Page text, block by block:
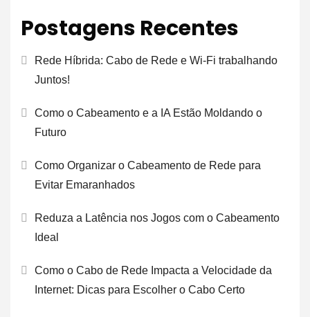
Postagens Recentes
Rede Híbrida: Cabo de Rede e Wi-Fi trabalhando
Juntos!
Como o Cabeamento e a IA Estão Moldando o
Futuro
Como Organizar o Cabeamento de Rede para
Evitar Emaranhados
Reduza a Latência nos Jogos com o Cabeamento
Ideal
Como o Cabo de Rede Impacta a Velocidade da
Internet: Dicas para Escolher o Cabo Certo